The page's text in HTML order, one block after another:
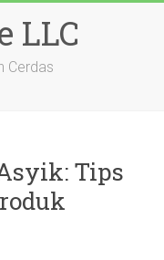
LLC
Cerdas
Tips